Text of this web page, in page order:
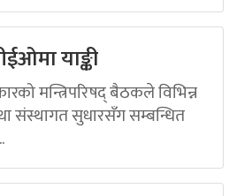
याङ्की
मन्त्रिपरिषद् बैठकले विभिन्न
संस्थागत सुधारसँग सम्बन्धित